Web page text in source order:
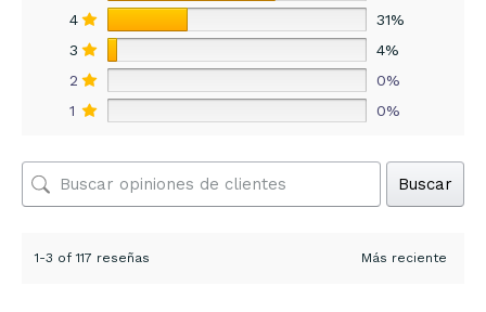
4
31%
3
4%
2
0%
1
0%
Buscar
1-3 of 117 reseñas